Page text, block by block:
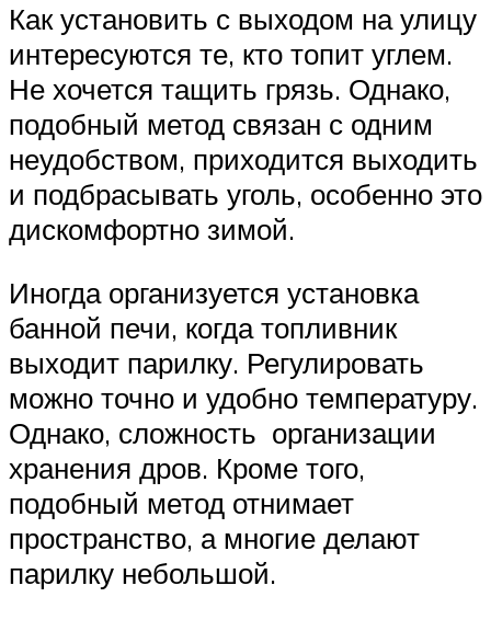
Как установить с выходом на улицу
интересуются те, кто топит углем.
Не хочется тащить грязь. Однако,
подобный метод связан с одним
неудобством, приходится выходить
и подбрасывать уголь, особенно это
дискомфортно зимой.
Иногда организуется установка
банной печи, когда топливник
выходит парилку. Регулировать
можно точно и удобно температуру.
Однако, сложность организации
хранения дров. Кроме того,
подобный метод отнимает
пространство, а многие делают
парилку небольшой.